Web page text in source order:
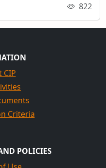
822
CIP
Criteria
POLICIES